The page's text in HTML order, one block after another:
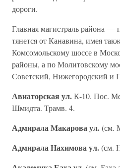
дороги.
Главная магистраль района —
тянется от Канавина, имея
Комсомольскому шоссе в
районы, а по Молитовскому
Советский, Нижегородский и
Авиаторская ул.К-10. Пос.
Шмидта. Трамв. 4.
Адмирала Макарова ул.(см.
Адмирала Нахимова ул.(см.